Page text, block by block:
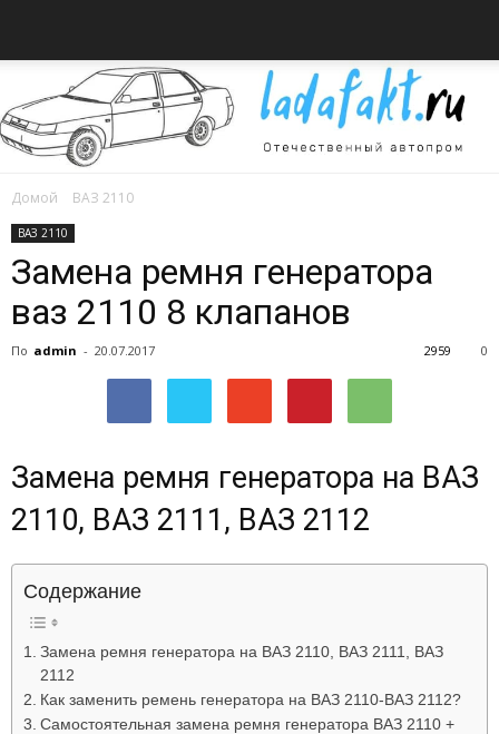
об
автомобилях
Лада
Домой ВАЗ 2110
ВАЗ 2110
Замена ремня генератора
ваз 2110 8 клапанов
По admin - 20.07.2017 0
2959
Замена ремня генератора на ВАЗ
2110, ВАЗ 2111, ВАЗ 2112
Содержание
Замена ремня генератора на ВАЗ 2110, ВАЗ 2111, ВАЗ
2112
Как заменить ремень генератора на ВАЗ 2110-ВАЗ 2112?
Самостоятельная замена ремня генератора ВАЗ 2110 +